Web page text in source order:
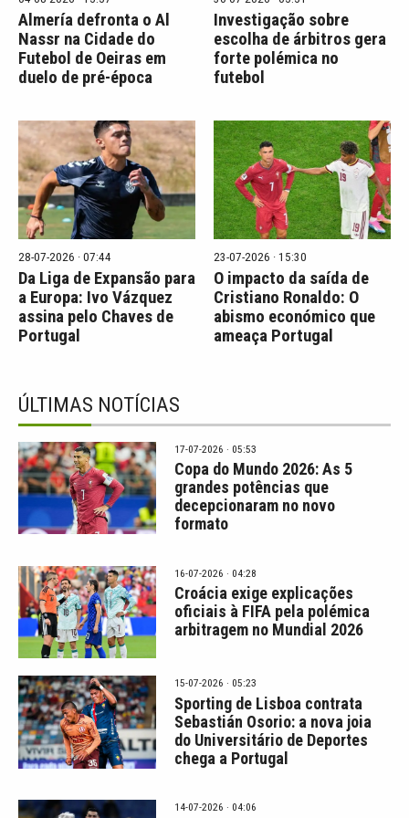
Almería defronta o Al
Nassr na Cidade do
Futebol de Oeiras em
duelo de pré-época
Investigação sobre
escolha de árbitros gera
forte polémica no
futebol
28-07-2026 · 07:44
Da Liga de Expansão para
a Europa: Ivo Vázquez
assina pelo Chaves de
Portugal
23-07-2026 · 15:30
O impacto da saída de
Cristiano Ronaldo: O
abismo económico que
ameaça Portugal
ÚLTIMAS NOTÍCIAS
17-07-2026 · 05:53
Copa do Mundo 2026: As 5
grandes potências que
decepcionaram no novo
formato
16-07-2026 · 04:28
Croácia exige explicações
oficiais à FIFA pela polémica
arbitragem no Mundial 2026
15-07-2026 · 05:23
Sporting de Lisboa contrata
Sebastián Osorio: a nova joia
do Universitário de Deportes
chega a Portugal
14-07-2026 · 04:06